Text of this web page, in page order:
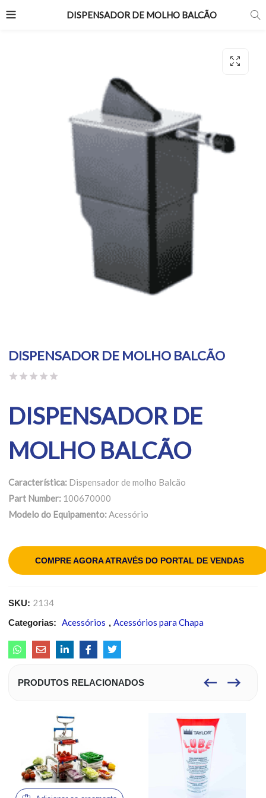
DISPENSADOR DE MOLHO BALCÃO
DISPENSADOR DE MOLHO BALCÃO
DISPENSADOR DE
MOLHO BALCÃO
Característica: Dispensador de molho Balcão
Part Number: 100670000
Modelo do Equipamento:Acessório
COMPRE AGORA ATRAVÉS DO PORTAL DE VENDAS
SKU: 2134
Categorias: Acessórios ,Acessórios para Chapa
PRODUTOS RELACIONADOS